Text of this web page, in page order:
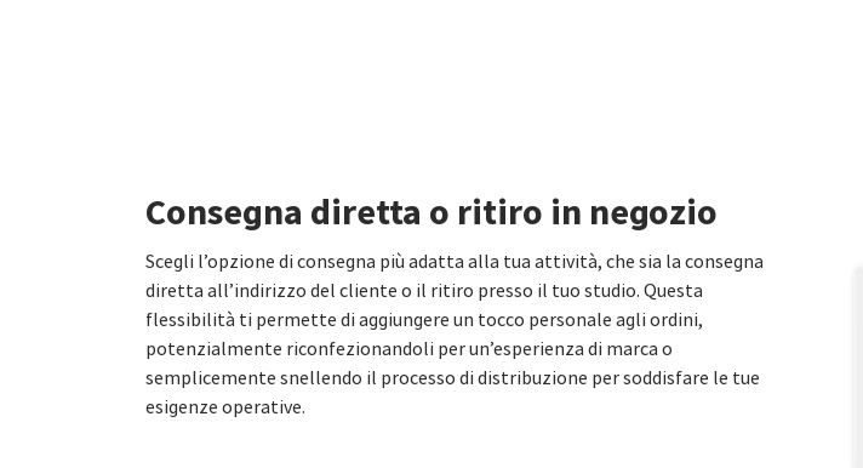
Consegna diretta o ritiro in negozio
Scegli l’opzione di consegna più adatta alla tua attività, che sia la consegna
diretta all’indirizzo del cliente o il ritiro presso il tuo studio. Questa
flessibilità ti permette di aggiungere un tocco personale agli ordini,
potenzialmente riconfezionandoli per un’esperienza di marca o
semplicemente snellendo il processo di distribuzione per soddisfare le tue
esigenze operative.